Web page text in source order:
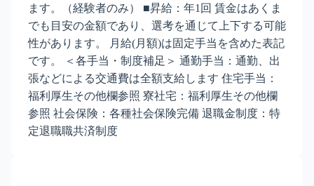
ます。（経験者のみ） ■昇給：年1回 賃金はあくま
でも目安の金額であり、選考を通じて上下する可能
性があります。 月給(月額)は固定手当を含めた表記
です。 ＜各手当・制度補足＞ 通勤手当：通勤、出
張などによる交通費は全額支給します 住宅手当：
福利厚生その他欄参照 寮社宅：福利厚生その他欄
参照 社会保険：各種社会保険完備 退職金制度：特
定退職職共済制度